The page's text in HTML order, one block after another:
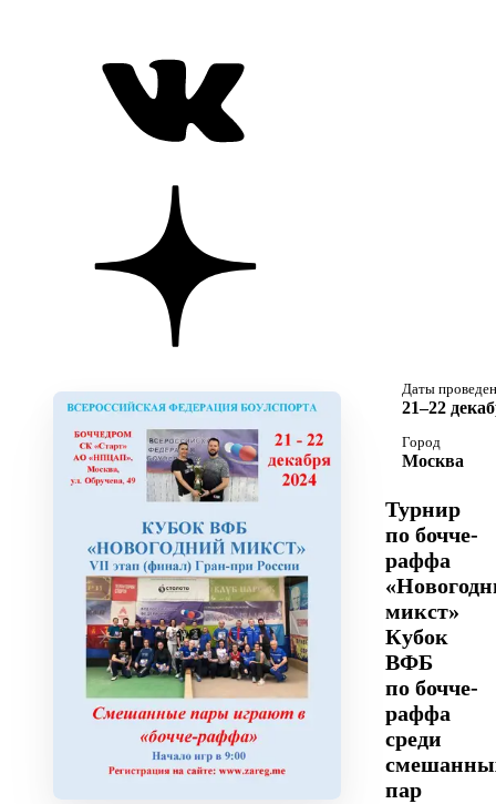
Даты
21–22
Город
Москва
Турнир
по бочче-
раффа
микст»
Кубок
ВФБ
по бочче-
раффа
среди
пар